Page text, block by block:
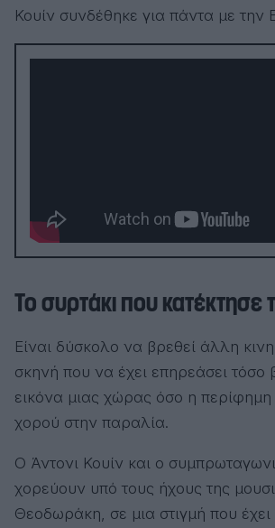
Κουίν συνδέθηκε για πάντα με την
Το συρτάκι που κατέκτησε
Είναι δύσκολο να βρεθεί άλλη
σκηνή που να έχει επηρεάσει τόσο
εικόνα μιας χώρας όσο η περίφημη
χορού στην παραλία.
Ο Άντονι Κουίν και ο
χορεύουν υπό τους ήχους της
Θεοδωράκη, σε μια στιγμή που